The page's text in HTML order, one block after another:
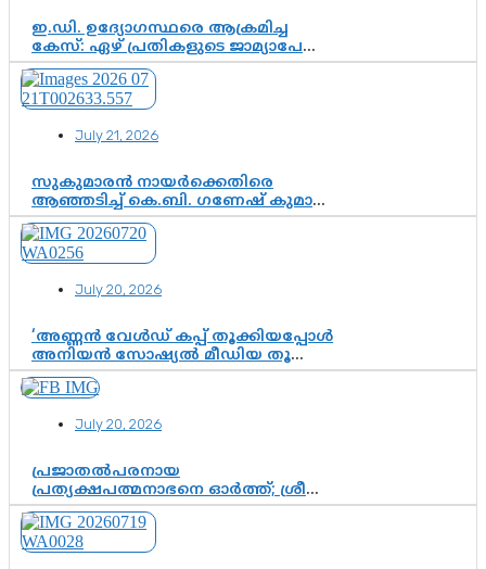
ഇ.ഡി. ഉദ്യോഗസ്ഥരെ ആക്രമിച്ച
കേസ്: ഏഴ് പ്രതികളുടെ ജാമ്യാപേക്ഷ
വീണ്ടും തള്ളി; അന്വേഷണം തുടരാൻ
കോടതി അനുമതി
July 21, 2026
സുകുമാരൻ നായർക്കെതിരെ
ആഞ്ഞടിച്ച് കെ.ബി. ഗണേഷ് കുമാർ,
വി.ഡി. സതീശന് പൂർണ പിന്തുണ
July 20, 2026
‘അണ്ണൻ വേൾഡ് കപ്പ് തൂക്കിയപ്പോൾ
അനിയൻ സോഷ്യൽ മീഡിയ തൂക്കി’;
ലാമിൻ യമാലിന്റെ
കിരീടധാരണത്തിനിടെ
ചുണക്കുട്ടൻ
July 20, 2026
പ്രജാതൽപരനായ
പ്രത്യക്ഷപത്മനാഭനെ ഓർത്ത്; ശ്രീ
ചിത്തിര തിരുനാൾ മഹാരാജാവിന്റെ
35-ാം നാടുനീങ്ങൽ ദിനം ഇന്ന്